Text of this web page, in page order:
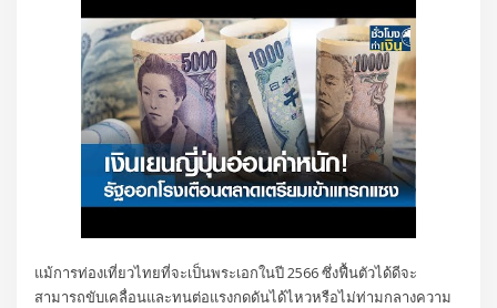
แม้การท่องเที่ยวไทยที่จะเป็นพระเอกในปี 2566 ซึ่งฟื้นตัวได้ดีจะ
สามารถขับเคลื่อนและทนต่อแรงกดดันได้ไหวหรือไม่ท่ามกลางความ